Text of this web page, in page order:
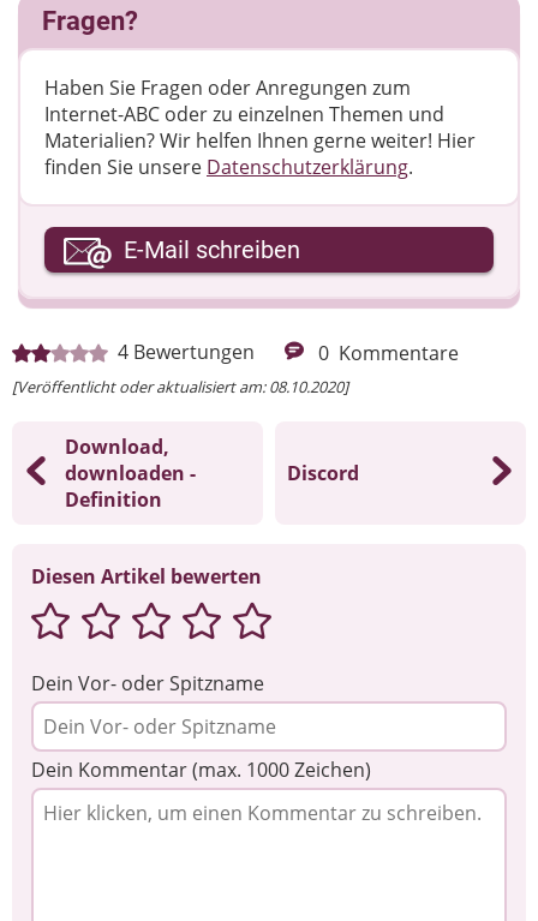
4 Bewertungen 0 Kommentare
[Veröffentlicht oder aktualisiert am: 08.10.2020]
Download,
downloaden -
Definition
Discord
Diesen Artikel bewerten
Dein Vor- oder Spitzname
Dein Kommentar (max. 1000 Zeichen)
Fragen?
Haben Sie Fragen oder Anregungen zum
Internet-ABC oder zu einzelnen Themen und
Materialien? Wir helfen Ihnen gerne weiter! ​Hier
finden Sie unsere Datenschutzerklärung.
Ihre E-Mail-Adresse
Ihre Nachricht
E-Mail schreiben